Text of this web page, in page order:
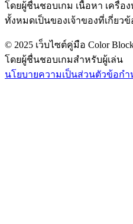
โดยผู้ชื่นชอบเกม เนื้อหา เครื่อ
ทั้งหมดเป็นของเจ้าของที่เกี่ยวข้
© 2025 เว็บไซต์คู่มือ Color
โดยผู้ชื่นชอบเกมสำหรับผู้เล่น
นโยบายความเป็นส่วนตัวข้อกำ